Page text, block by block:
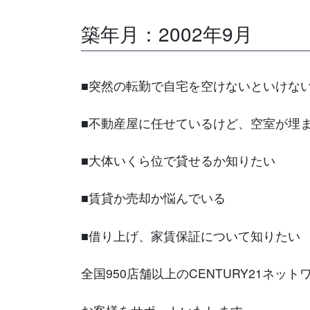
築年月：2002年9月
■突然の転勤で自宅を空けないといけな
■不動産屋に任せているけど、空室が埋
■大体いくら位で貸せるか知りたい
■賃貸か売却か悩んでいる
■借り上げ、家賃保証について知りたい
全国950店舗以上のCENTURY21ネット